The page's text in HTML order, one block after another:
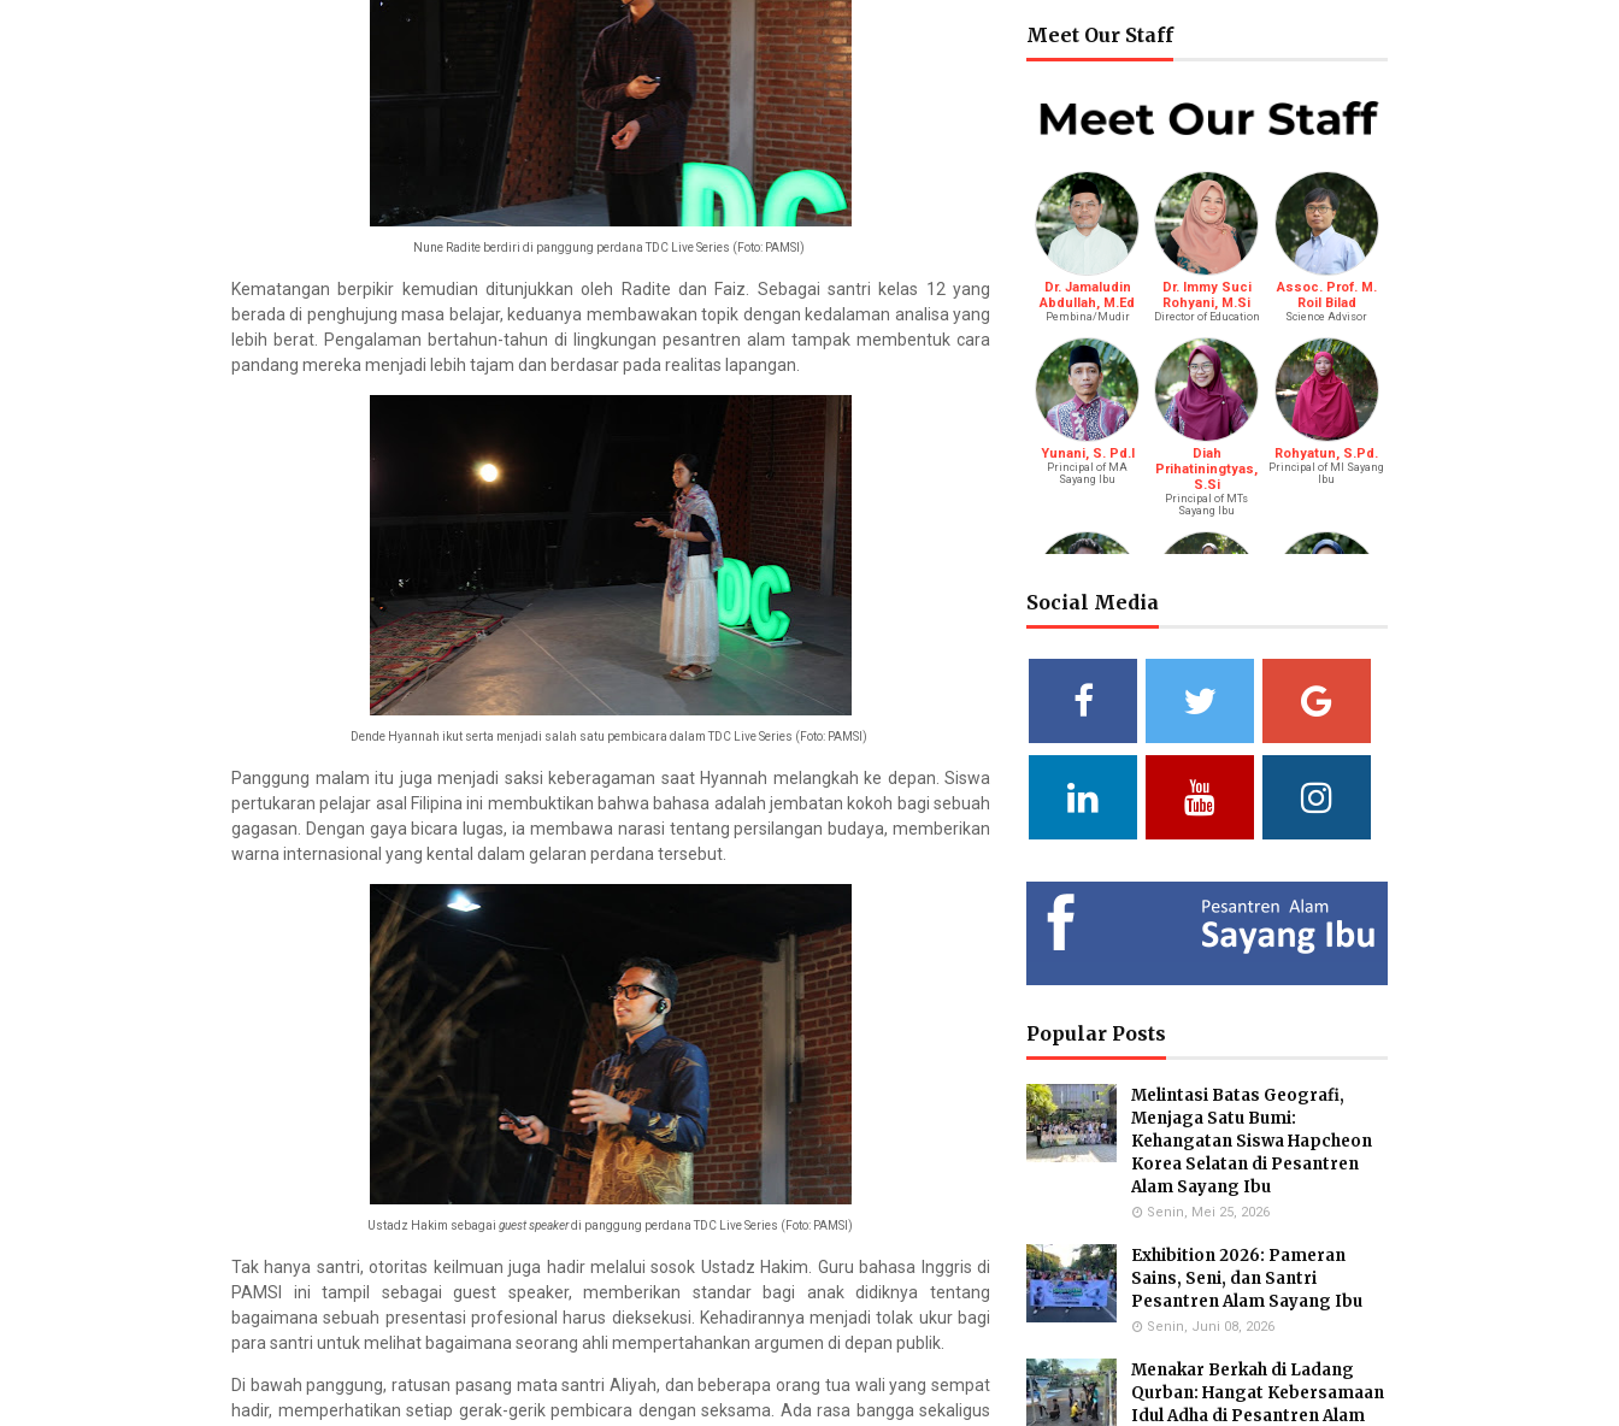
Nune Radite berdiri di panggung perdana TDC Live Series (Foto: PAMSI)
Kematangan berpikir kemudian ditunjukkan oleh Radite dan Faiz. Sebagai santri kelas 12 yang
berada di penghujung masa belajar, keduanya membawakan topik dengan kedalaman analisa yang
lebih berat. Pengalaman bertahun-tahun di lingkungan pesantren alam tampak membentuk cara
pandang mereka menjadi lebih tajam dan berdasar pada realitas lapangan.
Dende Hyannah ikut serta menjadi salah satu pembicara dalam TDC Live Series (Foto: PAMSI)
Panggung malam itu juga menjadi saksi keberagaman saat Hyannah melangkah ke depan. Siswa
pertukaran pelajar asal Filipina ini membuktikan bahwa bahasa adalah jembatan kokoh bagi sebuah
gagasan. Dengan gaya bicara lugas, ia membawa narasi tentang persilangan budaya, memberikan
warna internasional yang kental dalam gelaran perdana tersebut.
Ustadz Hakim sebagai guest speakerdi panggung perdana TDC Live Series (Foto: PAMSI)
Tak hanya santri, otoritas keilmuan juga hadir melalui sosok Ustadz Hakim. Guru bahasa Inggris di
PAMSI ini tampil sebagai guest speaker, memberikan standar bagi anak didiknya tentang
bagaimana sebuah presentasi profesional harus dieksekusi. Kehadirannya menjadi tolak ukur bagi
para santri untuk melihat bagaimana seorang ahli mempertahankan argumen di depan publik.
Di bawah panggung, ratusan pasang mata santri Aliyah, dan beberapa orang tua wali yang sempat
hadir, memperhatikan setiap gerak-gerik pembicara dengan seksama. Ada rasa bangga sekaligus
Meet Our Staff
Dr. Jamaludin
Abdullah, M.Ed
Pembina/Mudir
Dr. Immy Suci
Rohyani, M.Si
Director of Education
Assoc. Prof. M.
Roil Bilad
Science Advisor
Yunani, S. Pd.I
Principal of MA
Sayang Ibu
Diah
Prihatiningtyas,
S.Si
Principal of MTs
Sayang Ibu
Rohyatun, S.Pd.
Principal of MI Sayang
Ibu
S.Li.
Hizam, M.Pd.
S.E.
Vidya Putri
Deputy Head of Public
Yuliani, S.Pd
Curriculum MA
Fathul Hamdi, S.Si
Curriculum MTs
Curriculum MI
Yayuk Sundari, SE
Food Quality Control
Suhariningsih, M.
Priyo Hartanto,
M.Pd.
Molecular Biology
Specialist
Maulana Malik
Irsyad, M.Pd
Biology Teacher
Social Media
Popular Posts
Melintasi Batas Geografi,
Menjaga Satu Bumi:
Kehangatan Siswa Hapcheon
Korea Selatan di Pesantren
Alam Sayang Ibu
Senin, Mei 25, 2026
Exhibition 2026: Pameran
Sains, Seni, dan Santri
Pesantren Alam Sayang Ibu
Senin, Juni 08, 2026
Menakar Berkah di Ladang
Qurban: Hangat Kebersamaan
Idul Adha di Pesantren Alam